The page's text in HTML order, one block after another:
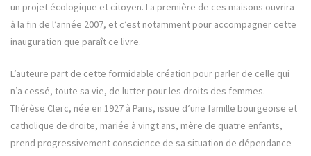
un projet écologique et citoyen. La première de ces maisons ouvrira
à la fin de l’année 2007, et c’est notamment pour accompagner cette
inauguration que paraît ce livre.
L’auteure part de cette formidable création pour parler de celle qui
n’a cessé, toute sa vie, de lutter pour les droits des femmes.
Thérèse Clerc, née en 1927 à Paris, issue d’une famille bourgeoise et
catholique de droite, mariée à vingt ans, mère de quatre enfants,
prend progressivement conscience de sa situation de dépendance